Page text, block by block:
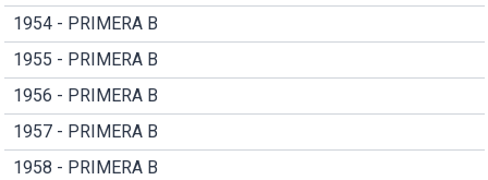
1954 - PRIMERA B
1955 - PRIMERA B
1956 - PRIMERA B
1957 - PRIMERA B
1958 - PRIMERA B